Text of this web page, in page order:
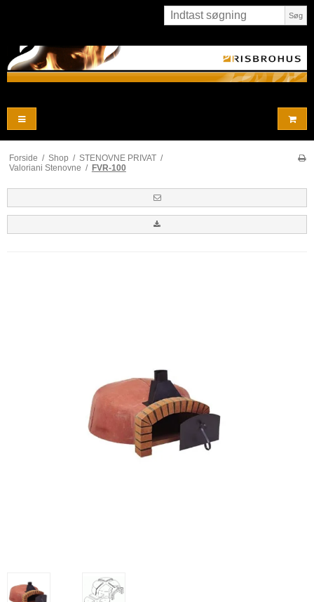
Søg
Forside / Shop / STENOVNE PRIVAT /
Valoriani Stenovne / FVR-100